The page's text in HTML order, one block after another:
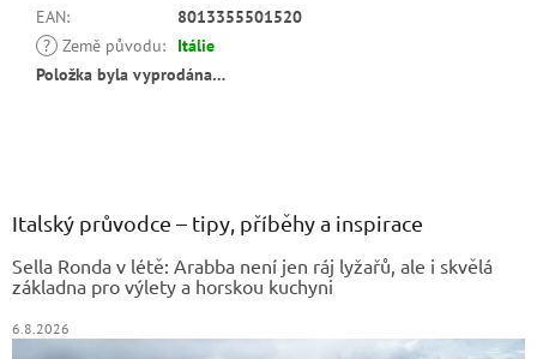
EAN:
8013355501520
? Země původu:
Itálie
Položka byla vyprodána…
Italský průvodce – tipy, příběhy a inspirace
Sella Ronda v létě: Arabba není jen ráj lyžařů, ale i skvělá
základna pro výlety a horskou kuchyni
6.8.2026